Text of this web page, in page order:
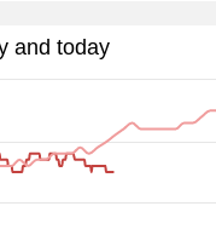
and today